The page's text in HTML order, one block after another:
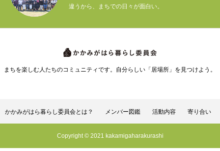
違うから、まちでの日々が面白い。
まちを楽しむ人たちのコミュニティです。自分らしい「居場所」を見つけよう。
かかみがはら暮らし委員会とは？ メンバー図鑑 活動内容 寄り合い
Copyright © 2021 kakamigaharakurashi